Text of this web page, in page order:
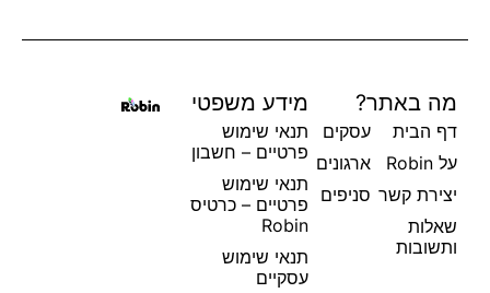
מה באתר?
דף הבית
על Robin
יצירת קשר
שאלות
ותשובות
עסקים
ארגונים
סניפים
מידע משפטי
תנאי שימוש
פרטיים – חשבון
תנאי שימוש
פרטיים – כרטיס
Robin
תנאי שימוש
עסקיים